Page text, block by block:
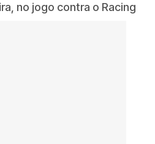
no jogo contra o Racing